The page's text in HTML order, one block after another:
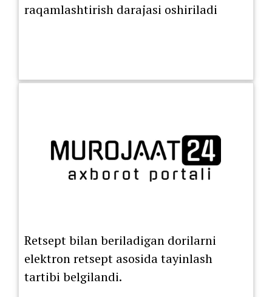
raqamlashtirish darajasi oshiriladi
Retsept bilan beriladigan dorilarni
elektron retsept asosida tayinlash
tartibi belgilandi.